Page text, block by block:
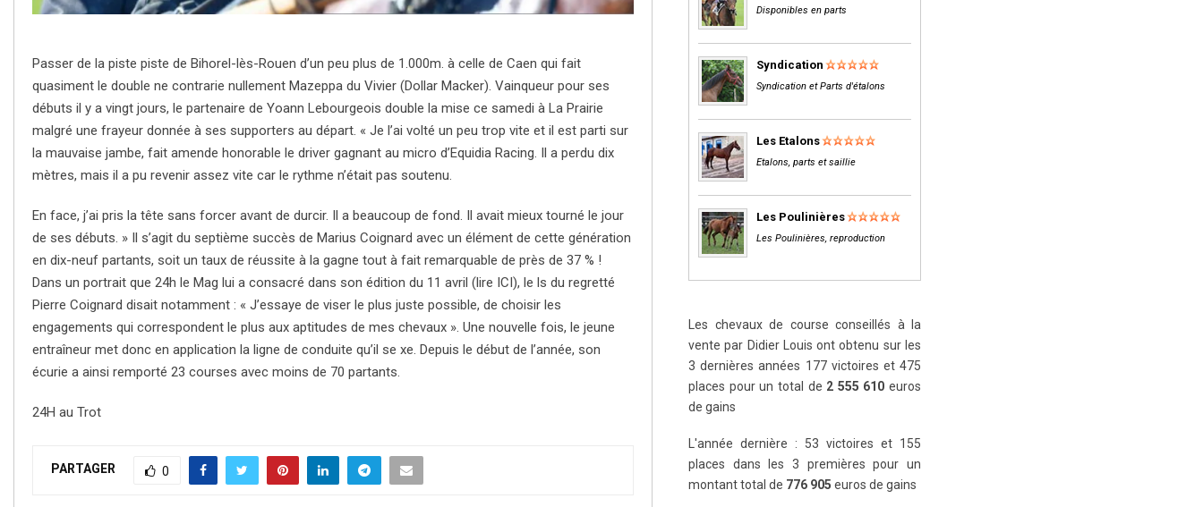
Passer de la piste piste de Bihorel-lès-Rouen d’un peu plus de 1.000m. à celle de Caen qui fait
quasiment le double ne contrarie nullement Mazeppa du Vivier (Dollar Macker). Vainqueur pour ses
débuts il y a vingt jours, le partenaire de Yoann Lebourgeois double la mise ce samedi à La Prairie
malgré une frayeur donnée à ses supporters au départ. « Je l’ai volté un peu trop vite et il est parti sur
la mauvaise jambe, fait amende honorable le driver gagnant au micro d’Equidia Racing. Il a perdu dix
mètres, mais il a pu revenir assez vite car le rythme n’était pas soutenu.
En face, j’ai pris la tête sans forcer avant de durcir. Il a beaucoup de fond. Il avait mieux tourné le jour
de ses débuts. » Il s’agit du septième succès de Marius Coignard avec un élément de cette génération
en dix-neuf partants, soit un taux de réussite à la gagne tout à fait remarquable de près de 37 % !
Dans un portrait que 24h le Mag lui a consacré dans son édition du 11 avril (lire ICI), le ls du regretté
Pierre Coignard disait notamment : « J’essaye de viser le plus juste possible, de choisir les
engagements qui correspondent le plus aux aptitudes de mes chevaux ». Une nouvelle fois, le jeune
entraîneur met donc en application la ligne de conduite qu’il se xe. Depuis le début de l’année, son
écurie a ainsi remporté 23 courses avec moins de 70 partants.
24H au Trot
PARTAGER 0
Disponibles en parts
Syndication
Syndication et Parts d'étalons
Les Etalons
Etalons, parts et saillie
Les Poulinières
Les Poulinières, reproduction
Les chevaux de course conseillés à la
vente par Didier Louis ont obtenu sur les
3 dernières années 177 victoires et 475
places pour un total de 2 555 610 euros
de gains
L'année dernière : 53 victoires et 155
places dans les 3 premières pour un
montant total de 776 905 euros de gains